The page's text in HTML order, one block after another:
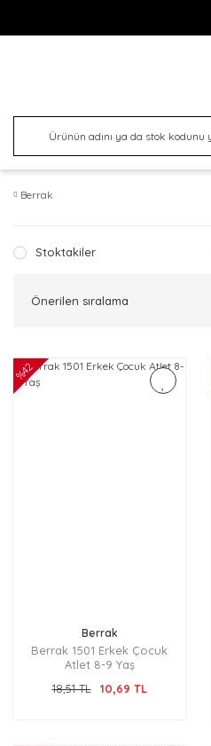
Berrak
Stoktakiler
%42
Berrak
Berrak 1501 Erkek Çocuk
Atlet 8-9 Yaş
18,51 TL
10,69 TL